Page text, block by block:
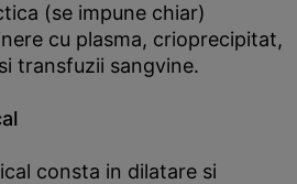
(se impune chiar)
cu plasma, crioprecipitat,
transfuzii sangvine.
consta in dilatare si